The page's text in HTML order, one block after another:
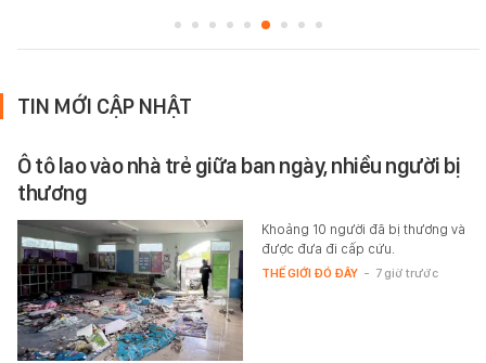
TIN MỚI CẬP NHẬT
Ô tô lao vào nhà trẻ giữa ban ngày, nhiều người bị
thương
Khoảng 10 người đã bị thương và
được đưa đi cấp cứu.
THẾ GIỚI ĐÓ ĐÂY - 7 giờ trước